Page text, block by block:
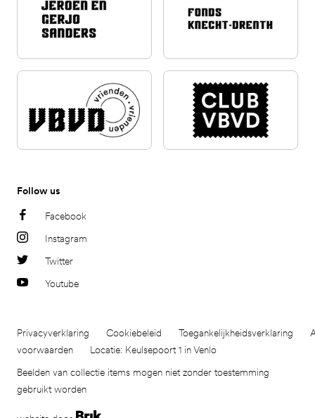
Follow us
Facebook
Instagram
Twitter
Youtube
Privacyverklaring Cookiebeleid Toegankelijkheidsverklaring
voorwaarden
Locatie: Keulsepoort 1 in Venlo
Beelden van collectie items mogen niet zonder toestemming
gebruikt worden